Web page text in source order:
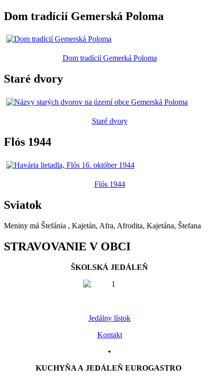
Dom tradícií Gemerská Poloma
Dom tradícií Gemerká Poloma
Staré dvory
Staré dvory
Flós 1944
Flós 1944
Sviatok
Meniny má Štefánia , Kajetán, Afra, Afrodita, Kajetána, Štefana
STRAVOVANIE V OBCI
ŠKOLSKÁ JEDÁLEŇ
Jedálny lístok
Kontakt
•
KUCHYŇA A JEDÁLEŇ EUROGASTRO